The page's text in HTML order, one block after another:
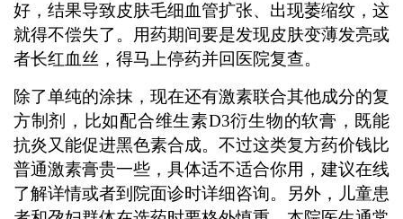
好，结果导致皮肤毛细血管扩张、出现萎缩纹，这
就得不偿失了。用药期间要是发现皮肤变薄发亮或
者长红血丝，得马上停药并回医院复查。
除了单纯的涂抹，现在还有激素联合其他成分的复
方制剂，比如配合维生素D3衍生物的软膏，既能
抗炎又能促进黑色素合成。不过这类复方药价钱比
普通激素膏贵一些，具体适不适合你用，建议在线
了解详情或者到院面诊时详细咨询。另外，儿童患